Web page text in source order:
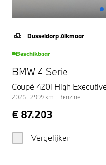
Dusseldorp Alkmaar
Beschikbaar
BMW 4 Serie
Coupé 420i High
2026 2999 km Benzine
€ 87.203
Vergelijken